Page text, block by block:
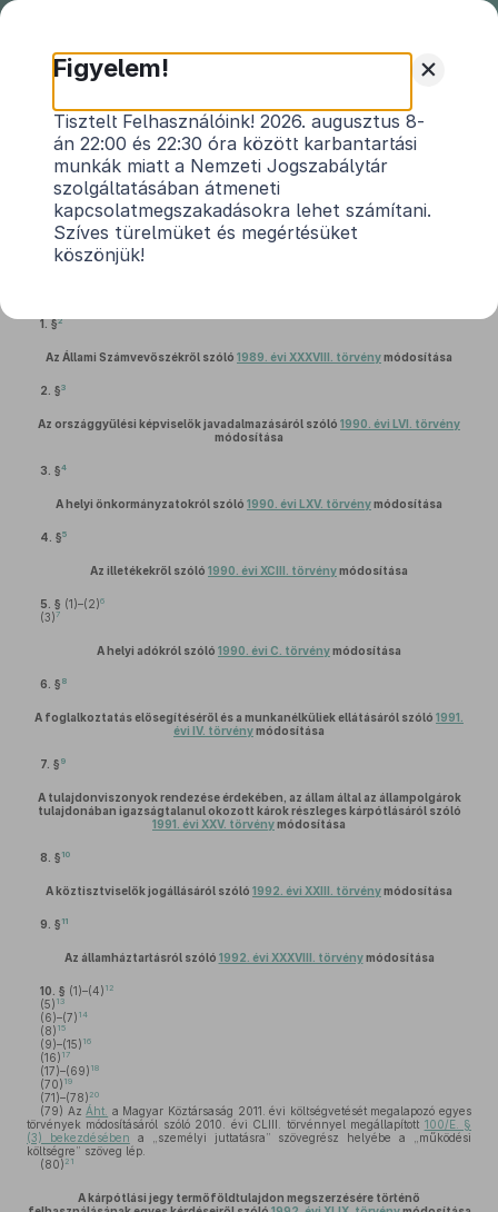
2010. évi CLIII. törvény
a Magyar Köztársaság 2011. évi költségvetését
megalapozó egyes törvények módosításáról
Hatályos: 2018. 01. 01. – 2019. 12. 31.
1. §2
Az Állami Számvevőszékről szóló 1989. évi XXXVIII. törvénymódosítása
2. §3
Az országgyűlési képviselők javadalmazásáról szóló 1990. évi LVI. törvény
módosítása
3. §4
A helyi önkormányzatokról szóló 1990. évi LXV. törvénymódosítása
4. §5
Az illetékekről szóló 1990. évi XCIII. törvénymódosítása
5. § (1)–(2)6
(3)7
A helyi adókról szóló 1990. évi C. törvénymódosítása
6. § 8
A foglalkoztatás elősegítéséről és a munkanélküliek ellátásáról szóló 1991.
évi IV. törvénymódosítása
7. § 9
A tulajdonviszonyok rendezése érdekében, az állam által az állampolgárok
tulajdonában igazságtalanul okozott károk részleges kárpótlásáról szóló
1991. évi XXV. törvénymódosítása
8. § 10
A köztisztviselők jogállásáról szóló 1992. évi XXIII. törvénymódosítása
9. § 11
Az államháztartásról szóló 1992. évi XXXVIII. törvénymódosítása
10. § (1)–(4) 12
(5) 13
(6)–(7) 14
(8) 15
(9)–(15) 16
(16) 17
(17)–(69) 18
(70) 19
(71)–(78) 20
(79) Az Áht. a Magyar Köztársaság 2011. évi költségvetését megalapozó egyes
törvények módosításáról szóló 2010. évi CLIII. törvénnyel megállapított 100/E. §
(3) bekezdésében a „személyi juttatásra” szövegrész helyébe a „működési
költségre” szöveg lép.
(80) 21
A kárpótlási jegy termőföldtulajdon megszerzésére történő
+
Figyelem!
Tisztelt Felhasználóink! 2026. augusztus 8-
án 22:00 és 22:30 óra között karbantartási
munkák miatt a Nemzeti Jogszabálytár
szolgáltatásában átmeneti
kapcsolatmegszakadásokra lehet számítani.
Szíves türelmüket és megértésüket
köszönjük!